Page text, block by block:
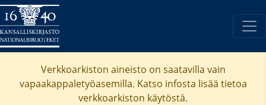
Verkkoarkiston aineisto on saatavilla vain
vapaakappaletyöasemilla. Katso infosta lisää tietoa
verkkoarkiston käytöstä.